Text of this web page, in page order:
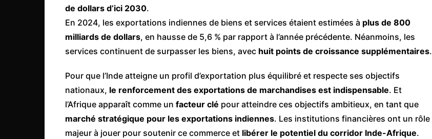
Lesotho Fr
Liberia
Mali
de dollars d’ici 2030.
En 2024, les exportations indiennes de biens et services étaient estimées à plus de 800
milliards de dollars, en hausse de 5,6 % par rapport à l’année précédente. Néanmoins, les
services continuent de surpasser les biens, avec huit points de croissance supplémentaires.
Pour que l’Inde atteigne un profil d’exportation plus équilibré et respecte ses objectifs
nationaux, le renforcement des exportations de marchandises est indispensable. Et
l’Afrique apparaît comme un facteur clé pour atteindre ces objectifs ambitieux, en tant que
marché stratégique pour les exportations indiennes. Les institutions financières ont un rôle
majeur à jouer pour soutenir ce commerce et libérer le potentiel du corridor Inde-Afrique.